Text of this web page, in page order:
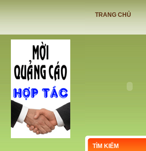
TRANG CHỦ
TÌM KIẾM